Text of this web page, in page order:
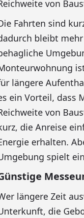
von
Fahrten sind
bleibt
längere
ein Vorteil, dass
von
die Anreise
erhalten.
spielt
längere Zeit
die